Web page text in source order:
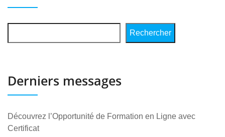
Rechercher
Derniers messages
Découvrez l’Opportunité de Formation en Ligne avec
Certificat